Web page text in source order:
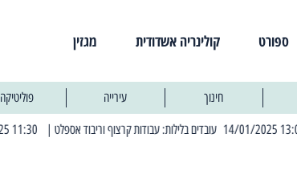
ספורט קולינריה אשדודית
מגזין
חינוך עירייה פוליטיקה
| 11:30 03/03/2025 בחמישי הקרוב: הרחובות בהם תהיה הפסקת חשמל יזומה